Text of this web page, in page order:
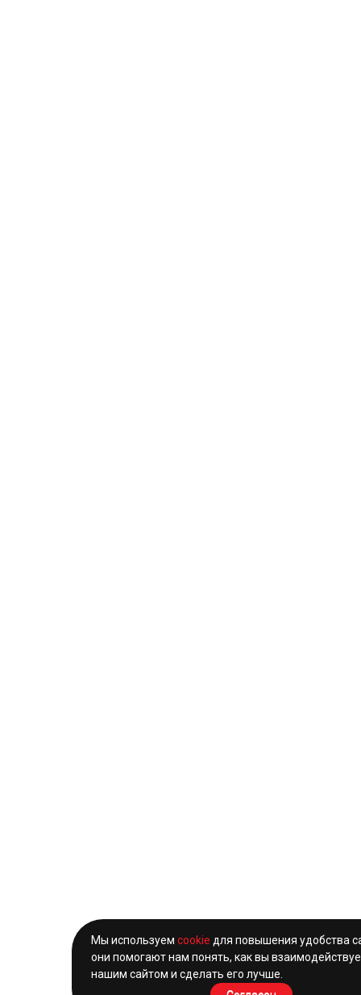
Мы используемcookie для повышения удобства
они помогают нам понять, как вы
нашим сайтом и сделать его лучше.